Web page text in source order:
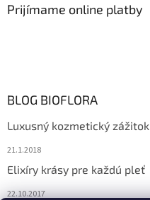
Prijímame online platby
BLOG BIOFLORA
Luxusný kozmetický zážitok
21.1.2018
Elixíry krásy pre každú pleť
22.10.2017